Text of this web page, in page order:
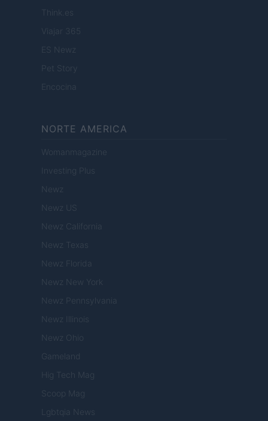
Think.es
Viajar 365
ES Newz
Pet Story
Encocina
NORTE AMERICA
Womanmagazine
Investing Plus
Newz
Newz US
Newz California
Newz Texas
Newz Florida
Newz New York
Newz Pennsylvania
Newz Illinois
Newz Ohio
Gameland
Hig Tech Mag
Scoop Mag
Lgbtqia News